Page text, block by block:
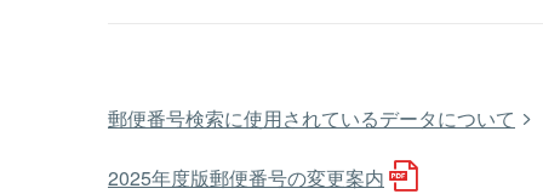
郵便番号検索に使用されているデータについて
2025年度版郵便番号の変更案内